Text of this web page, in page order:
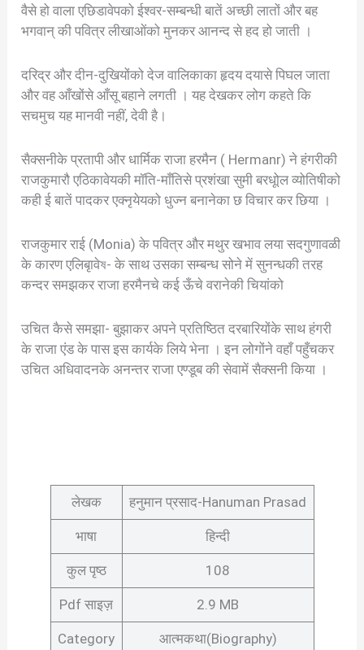
वैसे हो वाला एछिडावेपको ईश्वर-सम्बन्धी बातें अच्छी लातों और बह
भगवान् की पवित्र लीखाओंको मुनकर आनन्द से हद हो जाती ।
दरिद्र और दीन-दुखियोंको देज वालिकाका हृदय दयासे पिघल जाता
और वह आँखोंसे आँसू बहाने लगती । यह देखकर लोग कहते कि
सचमुच यह मानवी नहीं, देवी है।
सैक्सनीके प्रतापी और धार्मिक राजा हरमैन ( Hermanr) ने हंगरीकी
राजकुमारौ एठिकावेयकी मॉति-माँतिसे प्रशंखा सुमी बरधूोल व्योतिषीको
कही ई बातें पादकर एक्नृयेयको धुज्न बनानेका छ विचार कर छिया ।
राजकुमार राई (Monia) के पवित्र और मथुर खभाव लया सदगुणावळी
के कारण एलिबृावेষ- के साथ उसका सम्बन्ध सोने में सुनन्धकी तरह
कन्दर समझकर राजा हरमैनचे कई ऊँचे वरानेकी चियांको
उचित कैसे समझा- बुझाकर अपने प्रतिष्ठित दरबारियोंके साथ हंगरी
के राजा एंड के पास इस कार्यके लिये भेना । इन लोगोंने वहाँ पहुँचकर
उचित अधिवादनके अनन्तर राजा एण्डूब की सेवामें सैक्सनी किया ।
लेखक हनुमान प्रसाद-Hanuman Prasad
भाषा हिन्दी
कुल पृष्ठ 108
Pdf साइज़ 2.9 MB
Category आत्मकथा(Biography)